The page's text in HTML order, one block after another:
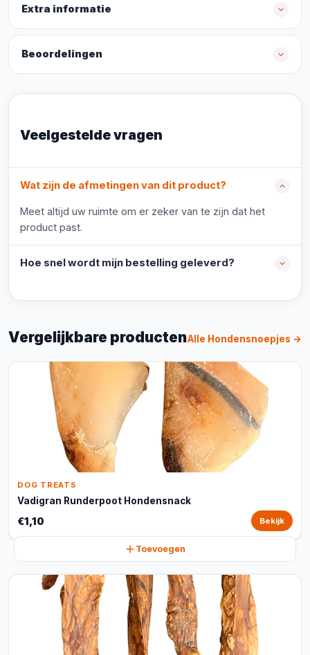
Extra informatie
Beoordelingen
Veelgestelde vragen
Wat zijn de afmetingen van dit product?
Meet altijd uw ruimte om er zeker van te zijn dat het
product past.
Hoe snel wordt mijn bestelling geleverd?
Vergelijkbare productenAlle Hondensnoepjes →
DOG TREATS
Vadigran Runderpoot Hondensnack
€1,10 Bekijk
Toevoegen